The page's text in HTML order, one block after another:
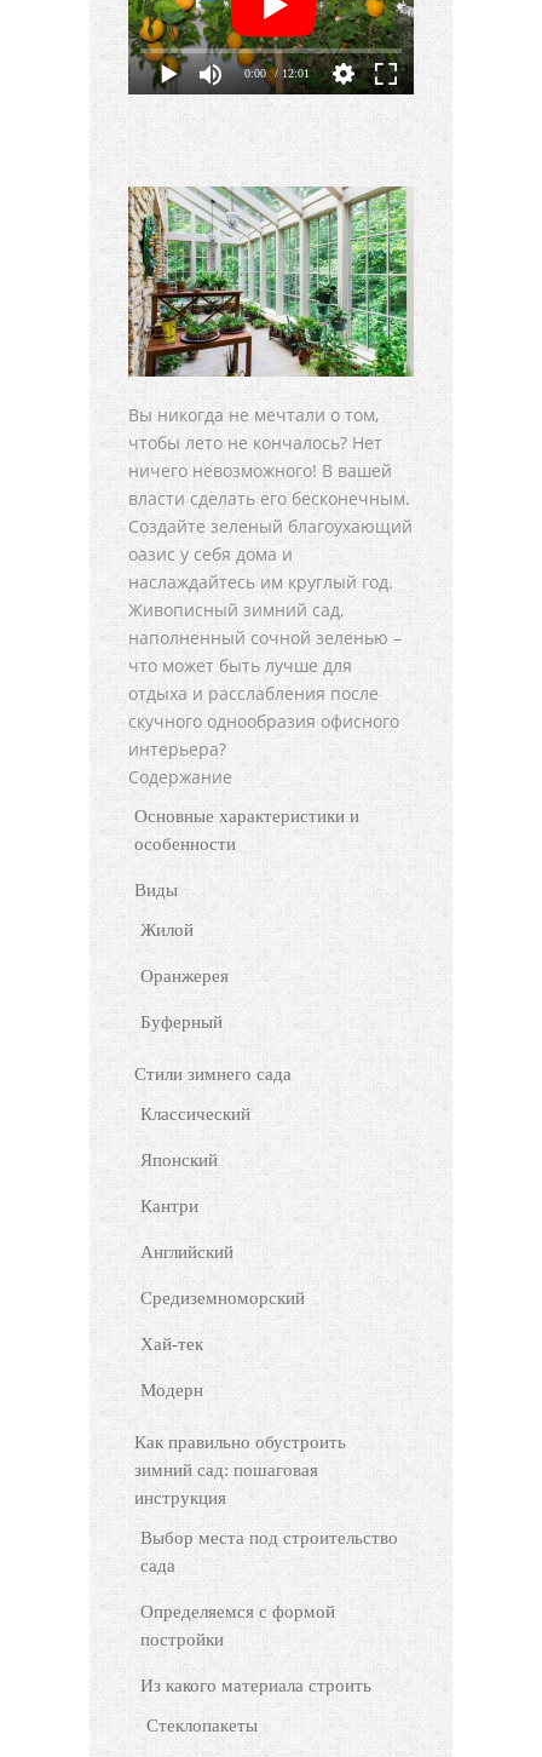
0:00 / 12:01
Вы никогда не мечтали о том,
чтобы лето не кончалось? Нет
ничего невозможного! В вашей
власти сделать его бесконечным.
Создайте зеленый благоухающий
оазис у себя дома и
наслаждайтесь им круглый год.
Живописный зимний сад,
наполненный сочной зеленью –
что может быть лучше для
отдыха и расслабления после
скучного однообразия офисного
интерьера?
Содержание
Основные характеристики и
особенности
Виды
Жилой
Оранжерея
Буферный
Стили зимнего сада
Классический
Японский
Кантри
Английский
Средиземноморский
Хай-тек
Модерн
Как правильно обустроить
зимний сад: пошаговая
инструкция
Выбор места под строительство
сада
Определяемся с формой
постройки
Из какого материала строить
Стеклопакеты